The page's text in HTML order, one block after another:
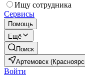
Ищу сотрудника
Сервисы
Помощь
Ещё
Поиск
Артемовск
Войти